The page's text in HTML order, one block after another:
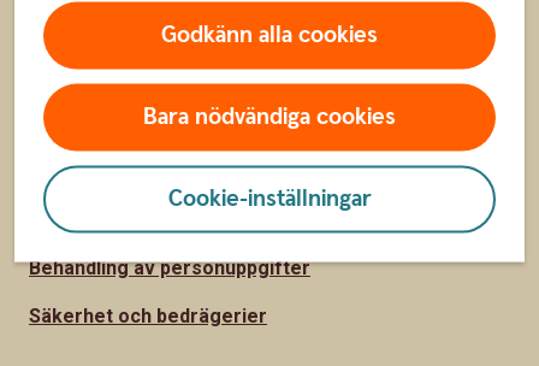
Godkänn alla cookies
Bara nödvändiga cookies
Cookie-inställningar
Press
Säkerhet och integritet
Ta tillbaka cookie-medgivande
Så hanterar vi cookies
Behandling av personuppgifter
Säkerhet och bedrägerier